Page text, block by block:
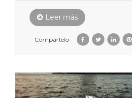
Leer más
Compártelo